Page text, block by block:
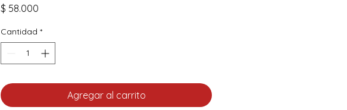
$ 58.000
Cantidad *
Agregar al carrito